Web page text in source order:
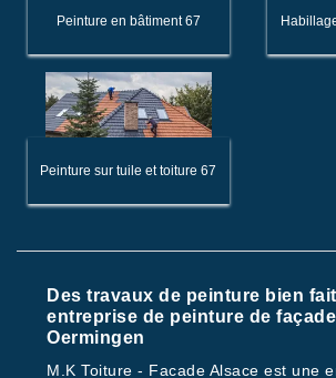
Peinture en bâtiment 67
Peinture sur tuile et toiture 67
Des travaux de peinture bien
entreprise de peinture de
Oermingen
M.K Toiture - Facade Alsace est une